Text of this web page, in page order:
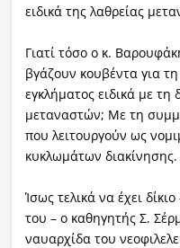
ειδικά της λαθρείας
Γιατί τόσο ο κ.
βγάζουν κουβέντα για
εγκλήματος ειδικά με τη
μεταναστών; Με τη
που λειτουργούν ως
κυκλωμάτων διακίνησης.
Ίσως τελικά να έχει
του – ο καθηγητής Σ.
ναυαρχίδα του